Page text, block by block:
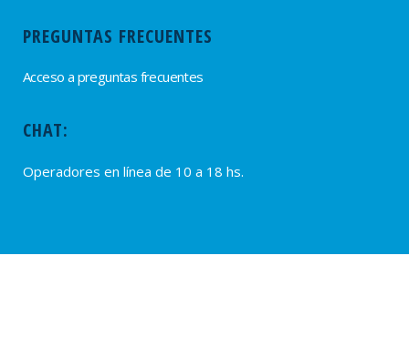
PREGUNTAS FRECUENTES
Acceso a preguntas frecuentes
CHAT:
Operadores en línea de 10 a 18 hs.
PROVEEDORES